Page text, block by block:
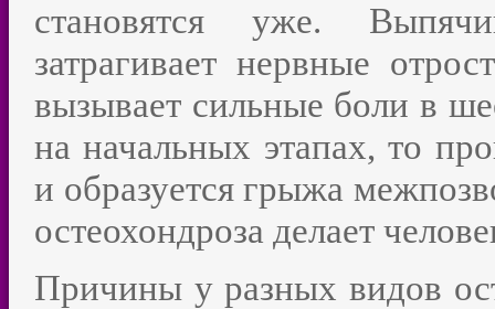
становятся уже.
затрагивает нервные
вызывает сильные боли в
на начальных этапах, то
и образуется грыжа
остеохондроза делает
Причины у разных видов